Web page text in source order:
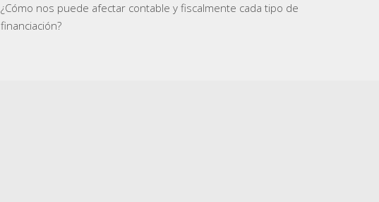
¿Cómo nos puede afectar contable y fiscalmente cada tipo de
financiación?